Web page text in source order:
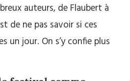
auteurs, de Flaubert à
de ne pas savoir si ces
un jour. On s’y confie plus